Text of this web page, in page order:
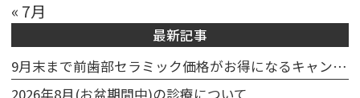
« 7月
最新記事
9月末まで前歯部セラミック価格がお得になるキャンペーン実施中🦷
2026年8月(お盆期間中)の診療について